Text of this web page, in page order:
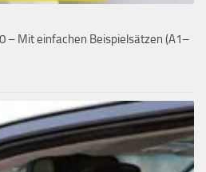
– Mit einfachen Beispielsätzen (A1–